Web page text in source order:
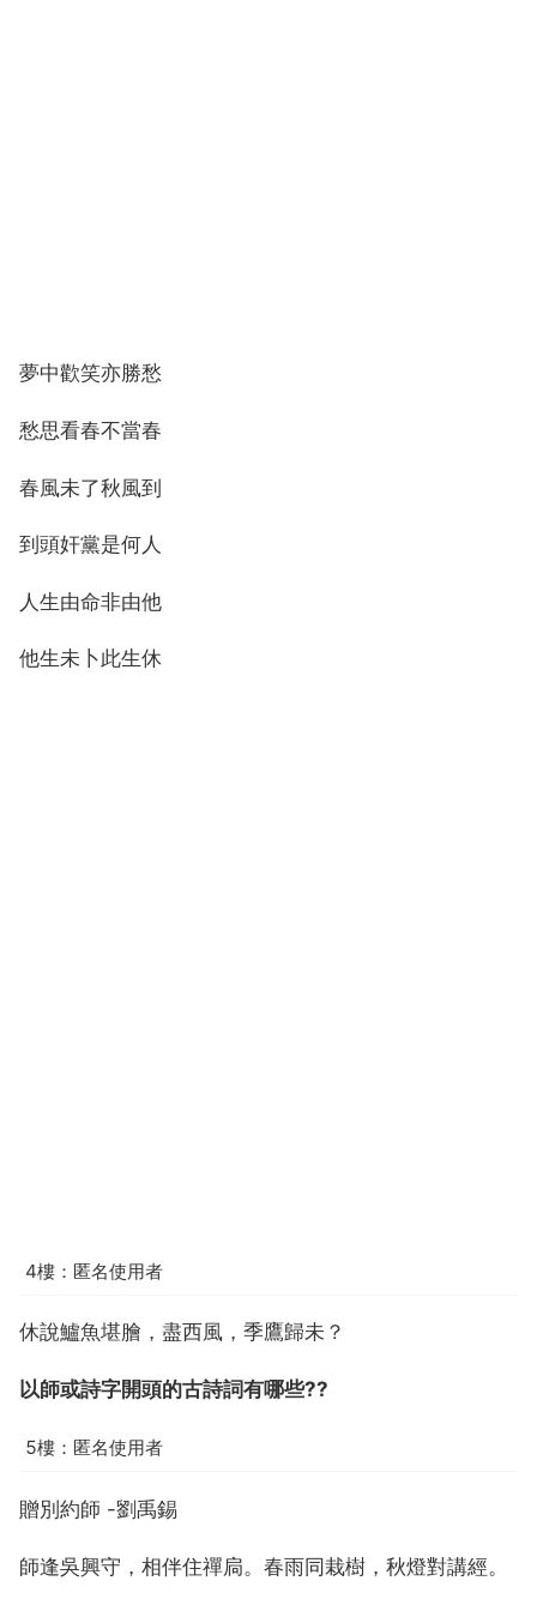
夢中歡笑亦勝愁
愁思看春不當春
春風未了秋風到
到頭奸黨是何人
人生由命非由他
他生未卜此生休
4樓：匿名使用者
休說鱸魚堪膾，盡西風，季鷹歸未？
以師或詩字開頭的古詩詞有哪些??
5樓：匿名使用者
贈別約師 -劉禹錫
師逢吳興守，相伴住禪扃。春雨同栽樹，秋燈對講經。